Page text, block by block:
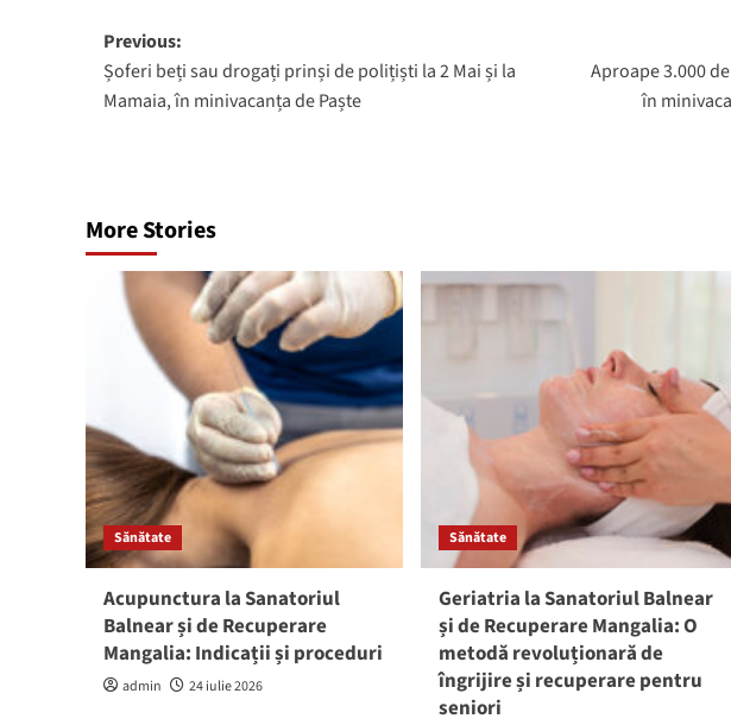
Post
navigation
Previous:
Șoferi beți sau drogați prinși de polițiști la 2 Mai și la
Mamaia, în minivacanța de Paște
Aproape 3.000
în
More Stories
Sănătate
Acupunctura la Sanatoriul
Balnear și de Recuperare
Mangalia: Indicații și proceduri
admin 24 iulie 2026
Sănătate
Geriatria la Sanatoriul Balnear
și de Recuperare Mangalia: O
metodă revoluționară de
îngrijire și recuperare pentru
seniori